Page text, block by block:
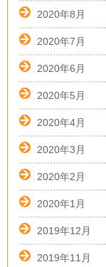
2020年8月
2020年7月
2020年6月
2020年5月
2020年4月
2020年3月
2020年2月
2020年1月
2019年12月
2019年11月